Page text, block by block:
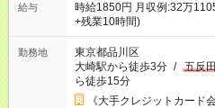
給与
時給1850円 月収例:32万
+残業10時間)
勤務地
東京都品川区
大崎駅から徒歩3分 / 五反
ら徒歩15分
《大手クレジットカード